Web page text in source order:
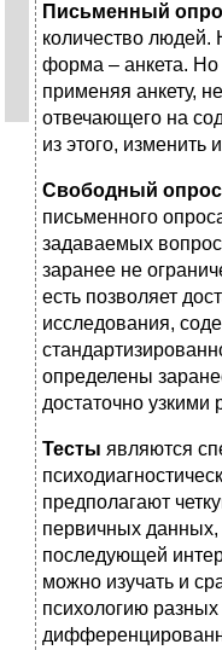
Письменный
количество людей.
форма – анкета. Но
применяя анкету,
отвечающего на
из этого, изменить
Свободный опрос
письменного
задаваемых
заранее не
есть позволяет
исследования,
определены
достаточно узкими
Тесты являются
предполагают
первичных данных,
последующей
можно изучать и
психологию